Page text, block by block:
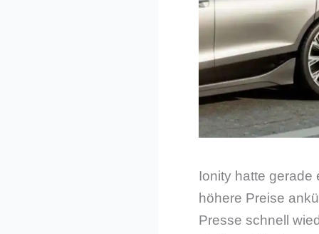
Ionity hatte gerade
höhere Preise
Presse schnell